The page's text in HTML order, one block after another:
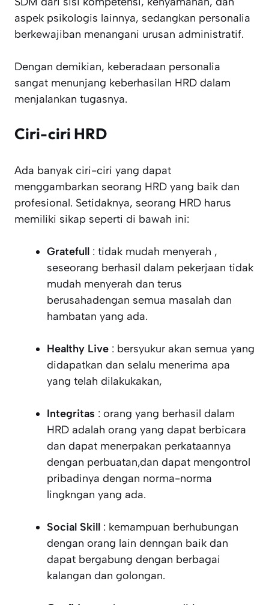
aspek psikologis lainnya, sedangkan personalia
berkewajiban menangani urusan administratif.
Dengan demikian, keberadaan personalia
sangat menunjang keberhasilan HRD dalam
menjalankan tugasnya.
Ciri-ciri HRD
Ada banyak ciri-ciri yang dapat
menggambarkan seorang HRD yang baik dan
profesional. Setidaknya, seorang HRD harus
memiliki sikap seperti di bawah ini:
Gratefull : tidak mudah menyerah ,
seseorang berhasil dalam pekerjaan tidak
mudah menyerah dan terus
berusahadengan semua masalah dan
hambatan yang ada.
Healthy Live : bersyukur akan semua yang
didapatkan dan selalu menerima apa
yang telah dilakukakan,
Integritas : orang yang berhasil dalam
HRD adalah orang yang dapat berbicara
dan dapat menerpakan perkataannya
dengan perbuatan,dan dapat mengontrol
pribadinya dengan norma-norma
lingkngan yang ada.
Social Skill : kemampuan berhubungan
dengan orang lain denngan baik dan
dapat bergabung dengan berbagai
kalangan dan golongan.